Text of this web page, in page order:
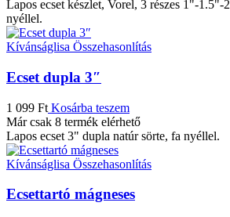
Lapos ecset készlet, Vorel, 3 részes 1"-1.5"-
nyéllel.
Kívánságlisa Összehasonlítás
Ecset dupla 3″
1 099 Ft Kosárba teszem
Már csak 8 termék elérhető
Lapos ecset 3" dupla natúr sörte, fa nyéllel.
Kívánságlisa Összehasonlítás
Ecsettartó mágneses